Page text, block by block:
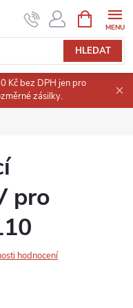
HLEDAT
NÁKUPNÍ
KOŠÍK
Kč bez DPH jen pro
zásilky.
pro
hodnocení